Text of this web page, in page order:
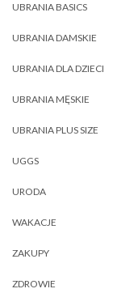
UBRANIA BASICS
UBRANIA DAMSKIE
UBRANIA DLA DZIECI
UBRANIA MĘSKIE
UBRANIA PLUS SIZE
UGGS
URODA
WAKACJE
ZAKUPY
ZDROWIE